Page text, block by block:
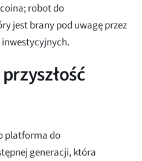
robot do
jest brany pod uwagę przez
platforma do
generacji, która